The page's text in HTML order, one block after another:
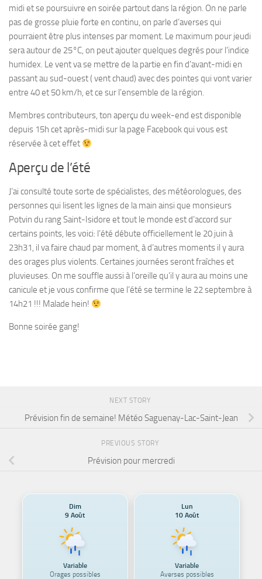
midi et se poursuivre en soirée partout dans la région. On ne parle
pas de grosse pluie forte en continu, on parle d’averses qui
pourraient être plus intenses par moment. Le maximum pour jeudi
sera autour de 25°C, on peut ajouter quelques degrés pour l’indice
humidex. Le vent va se mettre de la partie en fin d’avant-midi en
passant au sud-ouest ( vent chaud) avec des pointes qui vont varier
entre 40 et 50 km/h, et ce sur l’ensemble de la région.
Membres contributeurs, ton aperçu du week-end est disponible
depuis 15h cet après-midi sur la page Facebook qui vous est
réservée à cet effet
Aperçu de l’été
J’ai consulté toute sorte de spécialistes, des météorologues, des
personnes qui lisent les lignes de la main ainsi que monsieurs
Potvin du rang Saint-Isidore et tout le monde est d’accord sur
certains points, les voici: l’été débute officiellement le 20 juin à
23h31, il va faire chaud par moment, à d’autres moments il y aura
des orages plus violents. Certaines journées seront fraîches et
pluvieuses. On me souffle aussi à l’oreille qu’il y aura au moins une
canicule et je vous confirme que l’été se termine le 22 septembre à
14h21 !!! Malade hein!
Bonne soirée gang!
NEXT STORY
Prévision fin de semaine! Météo Saguenay-Lac-Saint-Jean
PREVIOUS STORY
Prévision pour mercredi
Dim
9 Août
Variable
Orages possibles
Lun
10 Août
Variable
Averses possibles